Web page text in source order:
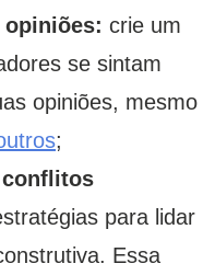
opiniões: crie um
se sintam
opiniões, mesmo
;
conflitos
para lidar
Essa